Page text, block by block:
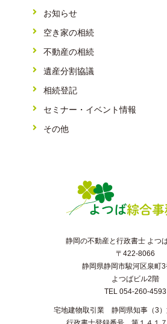
お知らせ
空き家の相続
不動産の相続
遺産分割協議
相続登記
セミナー・イベント情報
その他
静岡の不動産と行政書士 よつ
〒422-8066
静岡県静岡市駿河区泉町
よつばビル2階
TEL 054-260-4593
宅地建物取引業 静岡県知事（3）